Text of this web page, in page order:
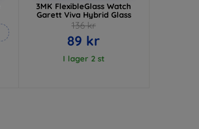
3MK FlexibleGlass Watch
Garett Viva Hybrid Glass
136 kr
89 kr
I lager 2 st